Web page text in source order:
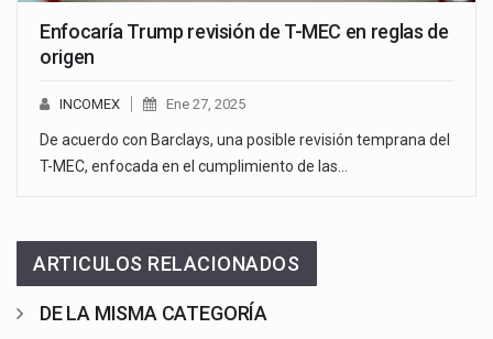
Enfocaría Trump revisión de T-MEC en reglas de
origen
INCOMEX Ene 27, 2025
De acuerdo con Barclays, una posible revisión temprana del
T-MEC, enfocada en el cumplimiento de las…
ARTICULOS RELACIONADOS
DE LA MISMA CATEGORÍA